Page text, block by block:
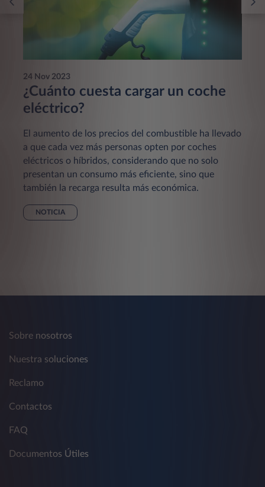
24 Nov 2023
¿Cuánto cuesta cargar un coche
eléctrico?
El aumento de los precios del combustible ha llevado
a que cada vez más personas opten por coches
eléctricos o híbridos, considerando que no solo
presentan un consumo más eficiente, sino que
también la recarga resulta más económica.
NOTICIA
Sobre nosotros
Nuestra soluciones
Reclamo
Contactos
FAQ
Documentos Útiles